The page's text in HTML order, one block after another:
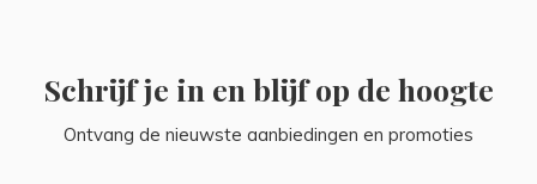
Schrijf je in en blijf op de hoogte
Ontvang de nieuwste aanbiedingen en promoties